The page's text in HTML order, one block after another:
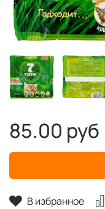
В избранное
85.00 руб